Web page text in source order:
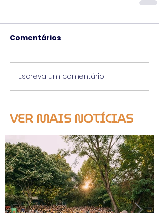
Comentários
Escreva um comentário
VER MAIS NOTÍCIAS